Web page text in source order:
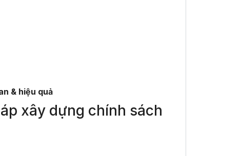
& hiệu quả
xây dựng chính sách